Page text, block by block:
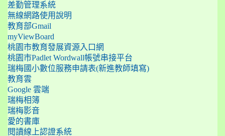
差勤管理系統
無線網路使用說明
教育部Gmail
myViewBoard
桃園市教育發展資源入口網
桃園市Padlet Wordwall帳號串接平台
瑞梅國小數位服務申請表(新進教師填寫)
教育雲
Google 雲端
瑞梅相簿
瑞梅影音
愛的書庫
閱讀線上認證系統